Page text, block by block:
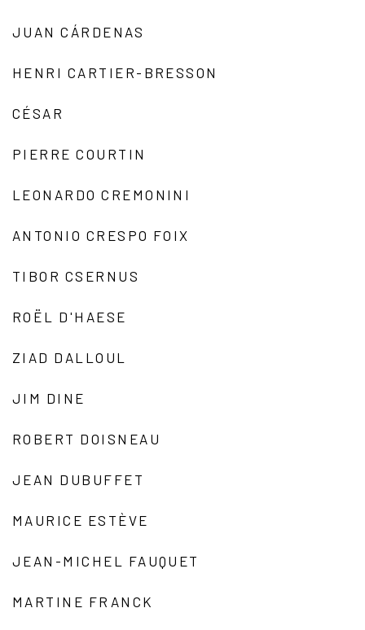
JUAN CÁRDENAS
HENRI CARTIER-BRESSON
CÉSAR
PIERRE COURTIN
LEONARDO CREMONINI
ANTONIO CRESPO FOIX
TIBOR CSERNUS
ROËL D'HAESE
ZIAD DALLOUL
JIM DINE
ROBERT DOISNEAU
JEAN DUBUFFET
MAURICE ESTÈVE
JEAN-MICHEL FAUQUET
MARTINE FRANCK